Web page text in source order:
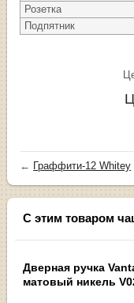
Розетка
Подпятник
← Граффити-12 Whitey
С этим товаром
Дверная ручка
матовый никель